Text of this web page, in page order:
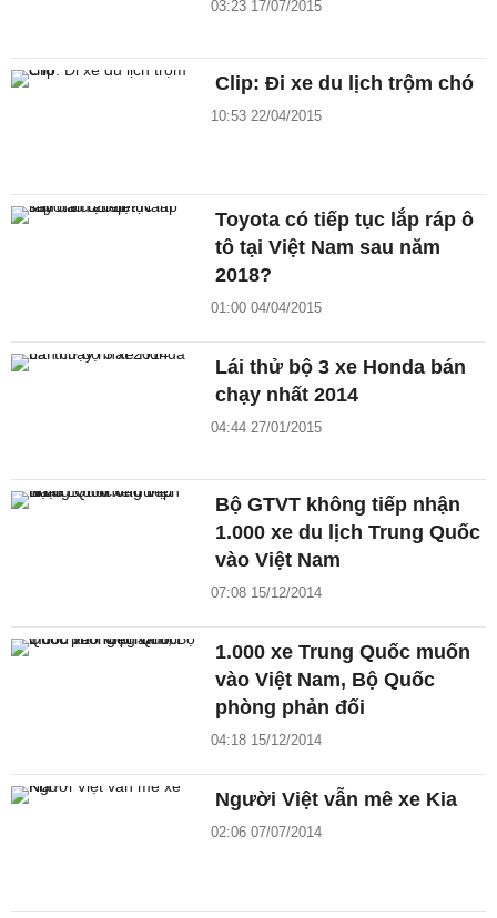
03:23 17/07/2015
Clip: Đi xe du lịch trộm chó
10:53 22/04/2015
Toyota có tiếp tục lắp ráp ô
tô tại Việt Nam sau năm
2018?
01:00 04/04/2015
Lái thử bộ 3 xe Honda bán
chạy nhất 2014
04:44 27/01/2015
Bộ GTVT không tiếp nhận
1.000 xe du lịch Trung Quốc
vào Việt Nam
07:08 15/12/2014
1.000 xe Trung Quốc muốn
vào Việt Nam, Bộ Quốc
phòng phản đối
04:18 15/12/2014
Người Việt vẫn mê xe Kia
02:06 07/07/2014